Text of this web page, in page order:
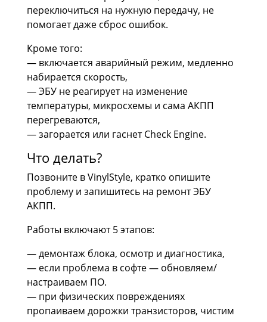
переключиться на нужную передачу, не
помогает даже сброс ошибок.
Кроме того:
— включается аварийный режим, медленно
набирается скорость,
— ЭБУ не реагирует на изменение
температуры, микросхемы и сама АКПП
перегреваются,
— загорается или гаснет Check Engine.
Что делать?
Позвоните в VinylStyle, кратко опишите
проблему и запишитесь на ремонт ЭБУ
АКПП.
Работы включают 5 этапов:
— демонтаж блока, осмотр и диагностика,
— если проблема в софте — обновляем/
настраиваем ПО.
— при физических повреждениях
пропаиваем дорожки транзисторов, чистим